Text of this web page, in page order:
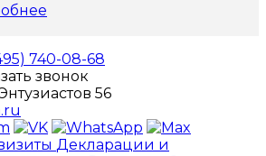
740-08-68
звонок
56
Декларации и